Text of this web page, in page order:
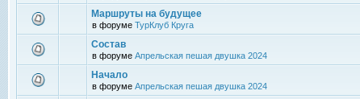
Маршруты на будущее
в форуме ТурКлуб Круга
Состав
в форуме Апрельская пешая двушка 2024
Начало
в форуме Апрельская пешая двушка 2024